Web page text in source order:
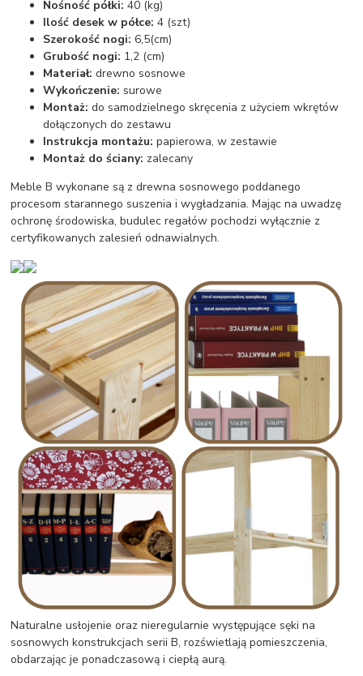
Nośność półki: 40 (kg)
Ilość desek w półce: 4 (szt)
Szerokość nogi:6,5(cm)
Grubość nogi: 1,2 (cm)
Materiał: drewno sosnowe
Wykończenie: surowe
Montaż:do samodzielnego skręcenia z użyciem wkrętów
dołączonych do zestawu
Instrukcja montażu: papierowa, w zestawie
Montaż do ściany: zalecany
Meble B wykonane są z drewna sosnowego poddanego
procesom starannego suszenia i wygładzania. Mając na uwadzę
ochronę środowiska, budulec regałów pochodzi wyłącznie z
certyfikowanych zalesień odnawialnych.
Naturalne usłojenie oraz nieregularnie występujące sęki na
sosnowych konstrukcjach serii B, rozświetlają pomieszczenia,
obdarzając je ponadczasową i ciepłą aurą.